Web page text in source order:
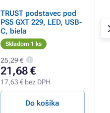
TRUST podstavec pod
PS5 GXT 229, LED, USB-
C, biela
Skladom 1 ks
25,29 €
21,68 €
17,63 € bez DPH
Do košíka